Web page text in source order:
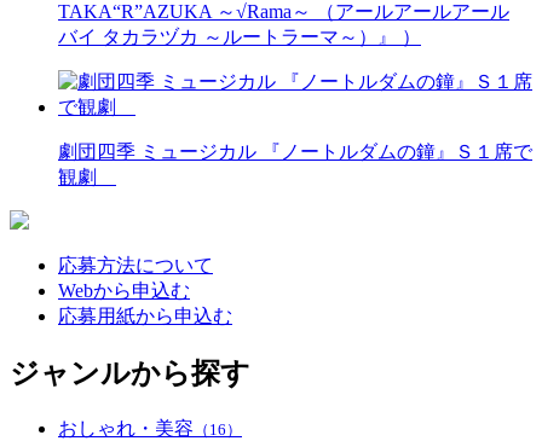
TAKA“R”AZUKA ～√Rama～ （アールアールアール
バイ タカラヅカ ～ルートラーマ～）』 ）
劇団四季 ミュージカル 『ノートルダムの鐘』Ｓ１席で
観劇
応募方法について
Webから申込む
応募用紙から申込む
ジャンルから探す
おしゃれ・美容 （16）